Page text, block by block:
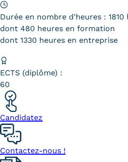
Discrimination/
Handi'Cnam
Téléchargements
Durée en nombre d'heures : 1810
dont 480 heures en formation
dont 1330 heures en entreprise
ECTS (diplôme) :
60
Candidatez
Contactez-nous !